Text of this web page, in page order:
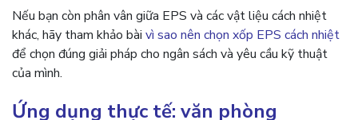
Nếu bạn còn phân vân giữa EPS và các vật liệu cách nhiệt
khác, hãy tham khảo bài vì sao nên chọn xốp EPS cách nhiệt
để chọn đúng giải pháp cho ngân sách và yêu cầu kỹ thuật
của mình.
Ứng dụng thực tế: văn phòng